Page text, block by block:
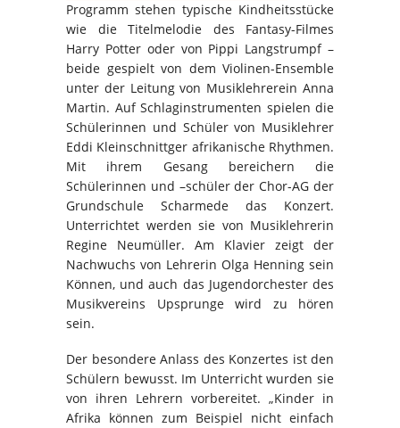
Programm stehen typische Kindheitsstücke
wie die Titelmelodie des Fantasy-Filmes
Harry Potter oder von Pippi Langstrumpf –
beide gespielt von dem Violinen-Ensemble
unter der Leitung von Musiklehrerein Anna
Martin. Auf Schlaginstrumenten spielen die
Schülerinnen und Schüler von Musiklehrer
Eddi Kleinschnittger afrikanische Rhythmen.
Mit ihrem Gesang bereichern die
Schülerinnen und –schüler der Chor-AG der
Grundschule Scharmede das Konzert.
Unterrichtet werden sie von Musiklehrerin
Regine Neumüller. Am Klavier zeigt der
Nachwuchs von Lehrerin Olga Henning sein
Können, und auch das Jugendorchester des
Musikvereins Upsprunge wird zu hören
sein.
Der besondere Anlass des Konzertes ist den
Schülern bewusst. Im Unterricht wurden sie
von ihren Lehrern vorbereitet. „Kinder in
Afrika können zum Beispiel nicht einfach